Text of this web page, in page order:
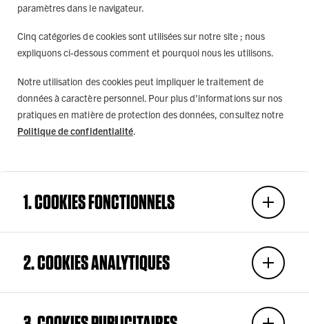
paramètres dans le navigateur.
Cinq catégories de cookies sont utilisées sur notre site ; nous
expliquons ci-dessous comment et pourquoi nous les utilisons.
Notre utilisation des cookies peut impliquer le traitement de
données à caractère personnel. Pour plus d'informations sur nos
pratiques en matière de protection des données, consultez notre
Politique de confidentialité.
1. COOKIES FONCTIONNELS
2. COOKIES ANALYTIQUES